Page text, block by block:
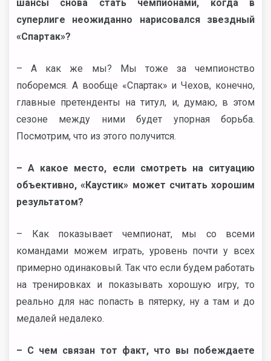
шансы снова стать чемпионами, когда в
суперлиге неожиданно нарисовался звездный
«Спартак»?
– А как же мы? Мы тоже за чемпионство
поборемся. А вообще «Спартак» и Чехов, конечно,
главные претенденты на титул, и, думаю, в этом
сезоне между ними будет упорная борьба.
Посмотрим, что из этого получится.
– А какое место, если смотреть на ситуацию
объективно, «Каустик» может считать хорошим
результатом?
– Как показывает чемпионат, мы со всеми
командами можем играть, уровень почти у всех
примерно одинаковый. Так что если будем работать
на тренировках и показывать хорошую игру, то
реально для нас попасть в пятерку, ну а там и до
медалей недалеко.
– С чем связан тот факт, что вы побеждаете